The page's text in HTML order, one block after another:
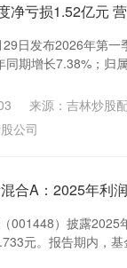
净亏损1.52亿元
日发布2026年第
期增长7.38%；归
来源：吉林炒股
公司
合A：2025年利
001448）披露
元。报告期内，